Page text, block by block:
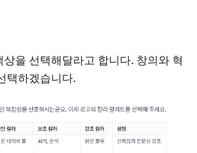
을 선택해달라고 합니다. 창의와 혁
택하겠습니다.